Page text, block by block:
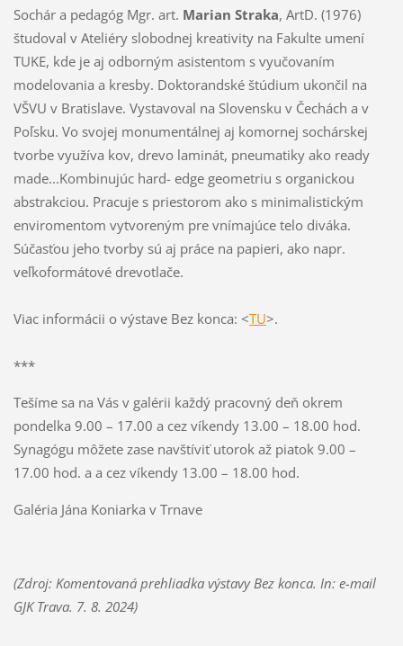
Sochár a pedagóg Mgr. art. Marian Straka, ArtD. (1976)
študoval v Ateliéry slobodnej kreativity na Fakulte umení
TUKE, kde je aj odborným asistentom s vyučovaním
modelovania a kresby. Doktorandské štúdium ukončil na
VŠVU v Bratislave. Vystavoval na Slovensku v Čechách a v
Poľsku. Vo svojej monumentálnej aj komornej sochárskej
tvorbe využíva kov, drevo laminát, pneumatiky ako ready
made...Kombinujúc hard- edge geometriu s organickou
abstrakciou. Pracuje s priestorom ako s minimalistickým
enviromentom vytvoreným pre vnímajúce telo diváka.
Súčasťou jeho tvorby sú aj práce na papieri, ako napr.
veľkoformátové drevotlače.
Viac informácii o výstave Bez konca: <TU>.
***
Tešíme sa na Vás v galérii každý pracovný deň okrem
pondelka 9.00 – 17.00 a cez víkendy 13.00 – 18.00 hod.
Synagógu môžete zase navštíviť utorok až piatok 9.00 –
17.00 hod. a a cez víkendy 13.00 – 18.00 hod.
Galéria Jána Koniarka v Trnave
(Zdroj: Komentovaná prehliadka výstavy Bez konca. In: e-mail
GJK Trava. 7. 8. 2024)